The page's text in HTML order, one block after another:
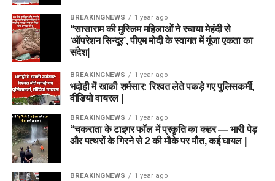
BREAKINGNEWS 1 year ago
“सासाराम की मुस्लिम महिलाओं ने रचाया मेहंदी से
‘ऑपरेशन सिन्दूर’, पीएम मोदी के स्वागत में गूंजा एकता का
संदेश|
BREAKINGNEWS 1 year ago
भदोही में खाकी शर्मसार: रिश्वत लेते पकड़े गए पुलिसकर्मी,
वीडियो वायरल |
BREAKINGNEWS 1 year ago
“चकराता के टाइगर फॉल में प्रकृति का कहर — भारी पेड़
और पत्थरों के गिरने से 2 की मौके पर मौत, कई घायल |
BREAKINGNEWS 1 year ago